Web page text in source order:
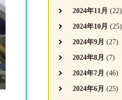
2024年11月 (22)
2024年10月 (25)
2024年9月 (27)
2024年8月 (7)
2024年7月 (46)
2024年6月 (25)